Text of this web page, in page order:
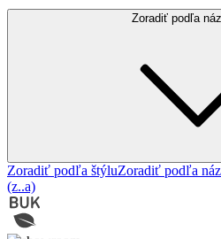
Zoradiť podľa
Zoradiť podľa štýluZoradiť podľa
(z..a)